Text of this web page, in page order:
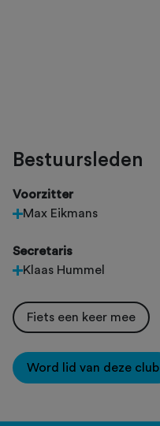
Bestuursleden
Voorzitter
Max Eikmans
Secretaris
Klaas Hummel
Fiets een keer mee
Word lid van deze club